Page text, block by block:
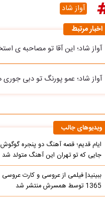
آواز شاد
اخبار مرتبط
آواز شاد؛ این آقا تو مصاحبه ی
آواز شاد؛ عمو پورنگ تو دبی
ویدیوهای جالب
ایام قدیم؛ قصه آهنگ دو پنجره
جایی که تو تهران این آهنگ متولد شد
ببینید| فیلمی از عروسی و کارت
1365 توسط همسرش منتشر شد